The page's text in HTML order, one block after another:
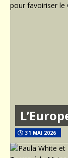
31 MAI 2026